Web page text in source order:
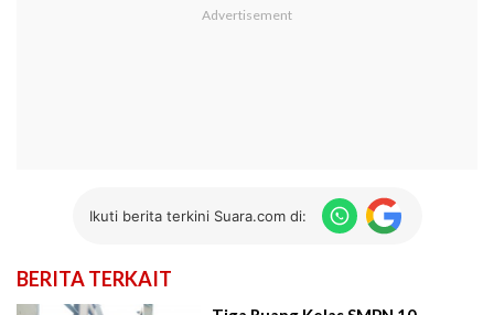
Ikuti berita terkini Suara.com di:
BERITA TERKAIT